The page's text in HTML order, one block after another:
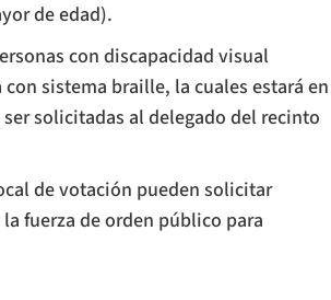
de edad).
con discapacidad visual
sistema braille, la cuales estará en
solicitadas al delegado del recinto
de votación pueden solicitar
fuerza de orden público para